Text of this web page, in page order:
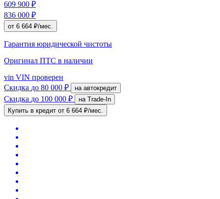
609 900 ₽
836 000 ₽
от 6 664 ₽/мес.
Гарантия юридической чистоты
Оригинал ПТС в наличии
vin VIN проверен
Скидка до 80 000 ₽ на автокредит
Скидка до 100 000 ₽
на Trade-In
Купить в кредит от 6 664 ₽/мес.